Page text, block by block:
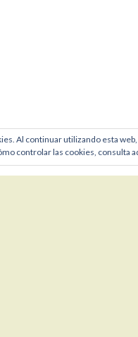
Al continuar utilizando esta web,
controlar las cookies, consulta